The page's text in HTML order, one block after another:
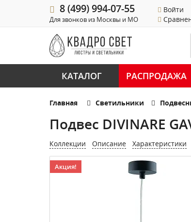
8 (499) 994-07-55
Для звонков из Москвы и МО
Войти
КАТАЛОГ РАСПРОДАЖА
Главная Светильники
Подвес DIVINARE
Коллекции Описание Характеристики
Акция!